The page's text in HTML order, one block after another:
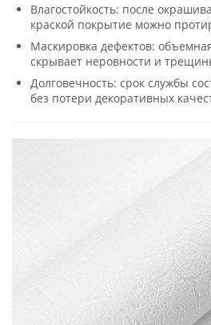
Влагостойкость: после
краской покрытие можно
Маскировка дефектов:
скрывает неровности и
Долговечность: срок службы
без потери декоративных